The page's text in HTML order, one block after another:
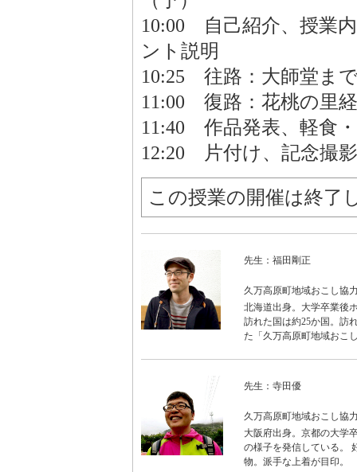
10:00 自己紹介、授業
ント説明
10:25 往路：大師堂ま
11:00 復路：花桃の里
11:40 作品発表、軽食
12:20 片付け、記念撮
この授業の開催は終了
先生：福田剛正
久万高原町地域おこし協
北海道出身。大学卒業後
訪れた国は約25か国。訪
た「久万高原町地域おこ
先生：寺田優
久万高原町地域おこし協
大阪府出身。京都の大学
の様子を発信している。
物。派手な上着が目印。